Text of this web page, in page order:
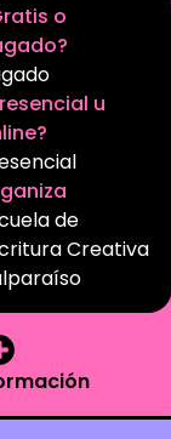
o
u
de
Creativa